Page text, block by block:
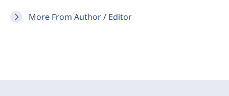
More From Author / Editor